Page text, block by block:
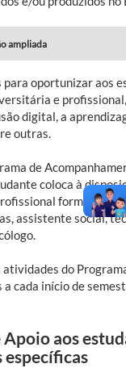
ampliada
oportunizar aos
e
digital, a
outras.
de
coloca à
formada por
assistente social,
do
a cada início de
aos
específicas